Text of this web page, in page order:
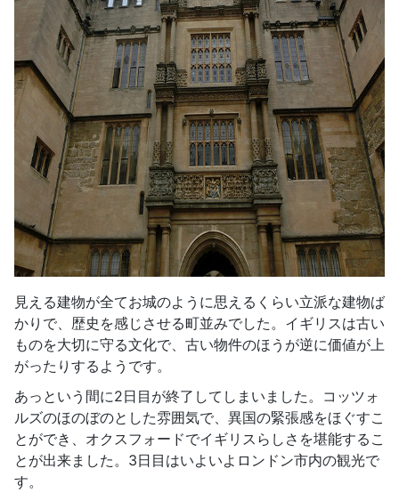
見える建物が全てお城のように思えるくらい立派な建物ば
かりで、歴史を感じさせる町並みでした。イギリスは古い
ものを大切に守る文化で、古い物件のほうが逆に価値が上
がったりするようです。
あっという間に2日目が終了してしまいました。コッツォ
ルズのほのぼのとした雰囲気で、異国の緊張感をほぐすこ
とができ、オクスフォードでイギリスらしさを堪能するこ
とが出来ました。3日目はいよいよロンドン市内の観光で
す。